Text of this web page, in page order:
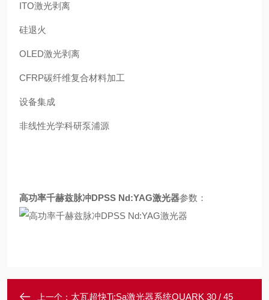
ITO激光剥离
硅退火
OLED激光剥离
CFRP碳纤维复合材料加工
设备集成
非线性光学科研泵浦源
高功率千赫兹脉冲DPSS Nd:YAG激光器参数：
上一个： 太瓦超快Ti:Sa激光器系统QUARK 30 / 45